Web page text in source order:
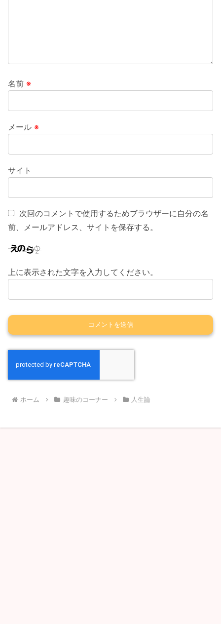
名前 ※
メール ※
サイト
次回のコメントで使用するためブラウザーに自分の名
前、メールアドレス、サイトを保存する。
上に表示された文字を入力してください。
ホーム 趣味のコーナー 人生論